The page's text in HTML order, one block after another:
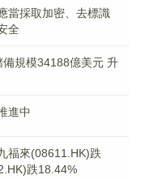
當採取加密、去標識
全
規模34188億美元 升
進中
福來(08611.HK)跌
跌18.44%